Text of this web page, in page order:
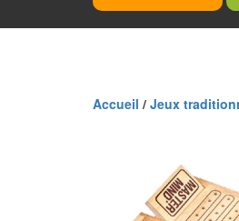
Accueil / Jeux